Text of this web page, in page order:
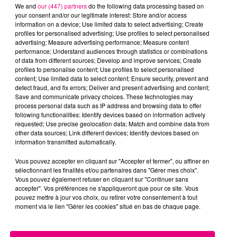
Cancer Lion Vierge
Balance Scorpion Sagittaire
We and our (447) partnersdo the following data processing based on
your consent and/or our legitimate interest: Store and/or access
information on a device; Use limited data to select advertising; Create
profiles for personalised advertising; Use profiles to select personalised
advertising; Measure advertising performance; Measure content
performance; Understand audiences through statistics or combinations
of data from different sources; Develop and improve services; Create
profiles to personalise content; Use profiles to select personalised
content; Use limited data to select content; Ensure security, prevent and
detect fraud, and fix errors; Deliver and present advertising and content;
Save and communicate privacy choices. These technologies may
process personal data such as IP address and browsing data to offer
following functionalities: Identify devices based on information actively
requested; Use precise geolocation data; Match and combine data from
other data sources; Link different devices; Identify devices based on
information transmitted automatically.
Vous pouvez accepter en cliquant sur "Accepter et fermer", ou affiner en
sélectionnant les finalités et/ou partenaires dans "Gérer mes choix".
Vous pouvez également refuser en cliquant sur "Continuer sans
accepter". Vos préférences ne s'appliqueront que pour ce site. Vous
pouvez mettre à jour vos choix, ou retirer votre consentement à tout
moment via le lien "Gérer les cookies" situé en bas de chaque page.